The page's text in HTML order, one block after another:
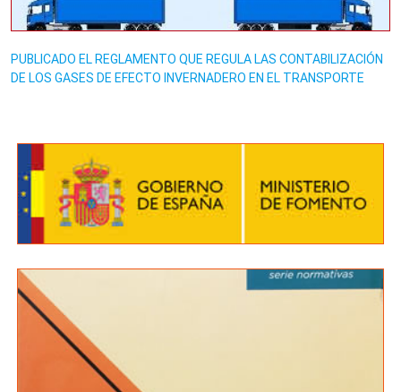
PUBLICADO EL REGLAMENTO QUE REGULA LAS CONTABILIZACIÓN
DE LOS GASES DE EFECTO INVERNADERO EN EL TRANSPORTE